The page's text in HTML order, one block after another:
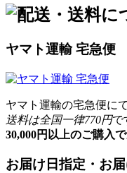
ヤマト運輸 宅急便
ヤマト運輸の宅急便に
送料は全国一律770円で
30,000円以上のご購入
お届け日指定・お